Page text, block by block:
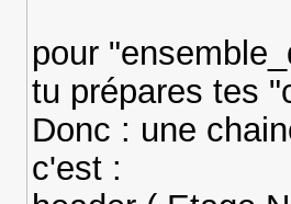
pour
tu prépares tes
Donc : une
c'est :